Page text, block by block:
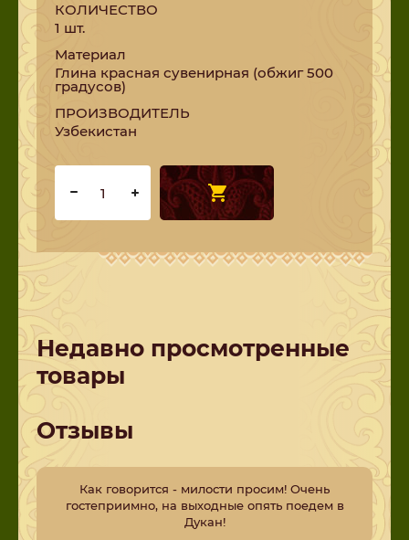
Отзывы
Как говорится - милости просим! Очень
гостеприимно, на выходные опять поедем в
Дукан!
КОЛИЧЕСТВО
1 шт.
Материал
Глина красная сувенирная (обжиг 500
градусов)
ПРОИЗВОДИТЕЛЬ
Узбекистан
Недавно просмотренные
товары